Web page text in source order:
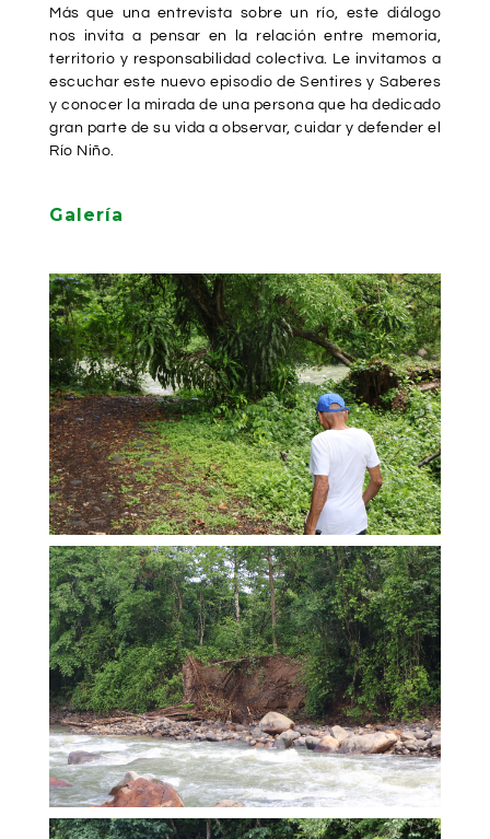
Más que una entrevista sobre un río, este diálogo
nos invita a pensar en la relación entre memoria,
territorio y responsabilidad colectiva. Le invitamos a
escuchar este nuevo episodio de Sentires y Saberes
y conocer la mirada de una persona que ha dedicado
gran parte de su vida a observar, cuidar y defender el
Río Niño.
Galería